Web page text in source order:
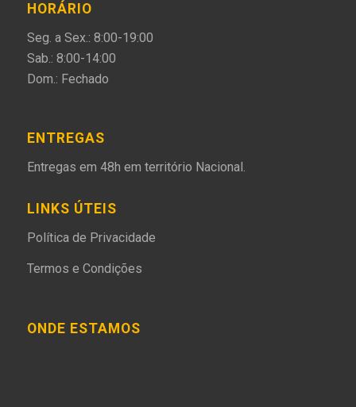
HORÁRIO
Seg. a Sex.: 8:00-19:00
Sab.: 8:00-14:00
Dom.: Fechado
ENTREGAS
Entregas em 48h em território Nacional.
LINKS ÚTEIS
Política de Privacidade
Termos e Condições
ONDE ESTAMOS